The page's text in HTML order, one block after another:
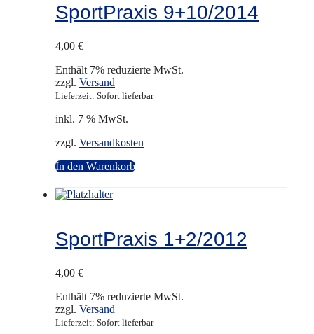
SportPraxis 9+10/2014
4,00 €
Enthält 7% reduzierte MwSt.
zzgl. Versand
Lieferzeit: Sofort lieferbar
inkl. 7 % MwSt.
zzgl. Versandkosten
In den Warenkorb
SportPraxis 1+2/2012
4,00 €
Enthält 7% reduzierte MwSt.
zzgl. Versand
Lieferzeit: Sofort lieferbar